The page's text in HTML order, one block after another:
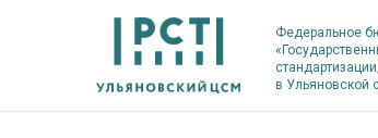
Федеральное
в Ульяновской